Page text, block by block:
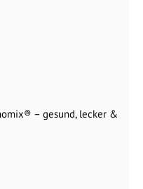
– gesund, lecker &